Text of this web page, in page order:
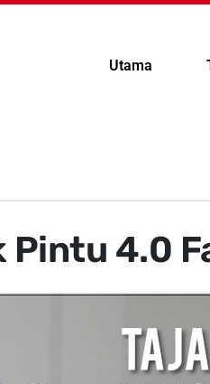
Utama
Pintu 4.0